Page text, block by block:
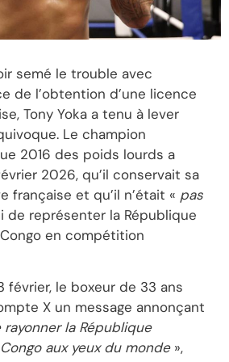
semé le trouble avec
de l’obtention d’une licence
Tony Yoka a tenu à lever
Le champion
2016 des poids lourds a
2026, qu’il conservait sa
française et qu’il n’était « pas
de représenter la République
en compétition
février, le boxeur de 33 ans
X un message annonçant
rayonner la République
aux yeux du monde»,